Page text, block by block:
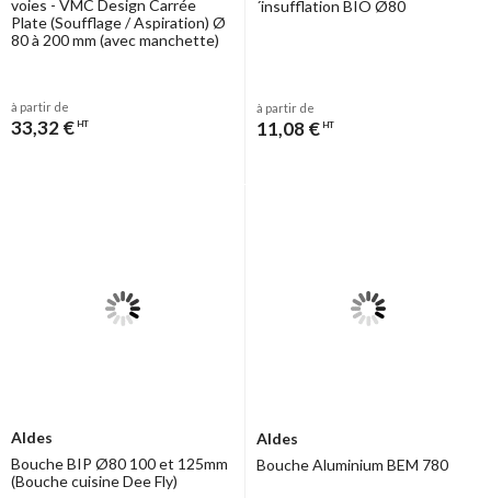
voies - VMC Design Carrée
Plate (Soufflage / Aspiration) Ø
80 à 200 mm (avec manchette)
à partir de
33,32 € HT
´insufflation BIO Ø80
à partir de
11,08 € HT
Aldes
Bouche BIP Ø80 100 et 125mm
(Bouche cuisine Dee Fly)
Aldes
Bouche Aluminium BEM 780